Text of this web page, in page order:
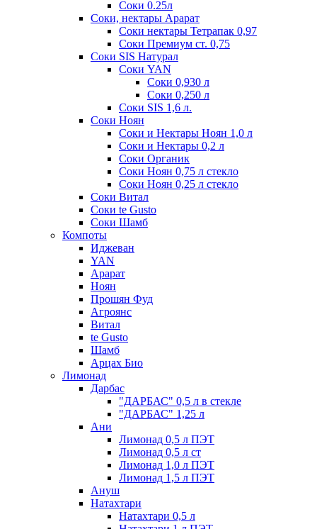
Соки 0.25л
Соки, нектары Арарат
Соки нектары Тетрапак 0,97
Соки Премиум ст. 0,75
Соки SIS Натурал
Соки YAN
Соки 0,930 л
Соки 0,250 л
Соки SIS 1,6 л.
Соки Ноян
Соки и Нектары Ноян 1,0 л
Соки и Нектары 0,2 л
Соки Органик
Соки Ноян 0,75 л стекло
Соки Ноян 0,25 л стекло
Соки Витал
Соки te Gusto
Соки Шамб
Компоты
Иджеван
YAN
Арарат
Ноян
Прошян Фуд
Агроянс
Витал
te Gusto
Шамб
Арцах Био
Лимонад
Дарбас
"ДАРБАС" 0,5 л в стекле
"ДАРБАС" 1,25 л
Ани
Лимонад 0,5 л ПЭТ
Лимонад 0,5 л ст
Лимонад 1,0 л ПЭТ
Лимонад 1,5 л ПЭТ
Ануш
Натахтари
Натахтари 0,5 л